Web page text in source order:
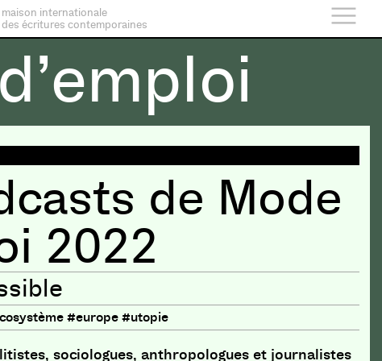
maison internationale
des écritures contemporaines
de Mode
2022
#europe #utopie
sociologues, anthropologues et journalistes